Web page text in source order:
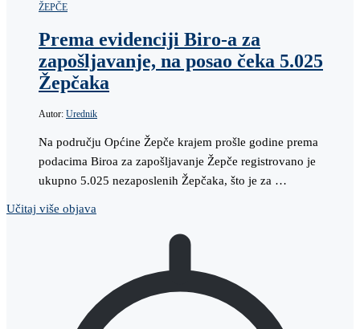
ŽEPČE
Prema evidenciji Biro-a za
zapošljavanje, na posao čeka 5.025
Žepčaka
Autor: Urednik
Na području Općine Žepče krajem prošle godine prema
podacima Biroa za zapošljavanje Žepče registrovano je
ukupno 5.025 nezaposlenih Žepčaka, što je za …
Učitaj više objava